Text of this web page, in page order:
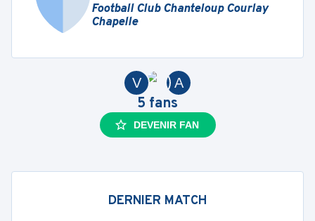
Football Club Chanteloup Courlay
Chapelle
A
V
5 fans
DEVENIR FAN
DERNIER MATCH